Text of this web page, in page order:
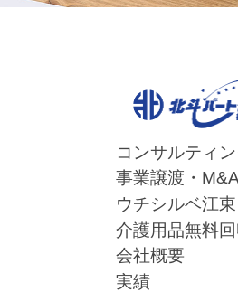
コンサルティ
事業譲渡・
ウチシルベ江東
介護用品無料回
会社概要
実績